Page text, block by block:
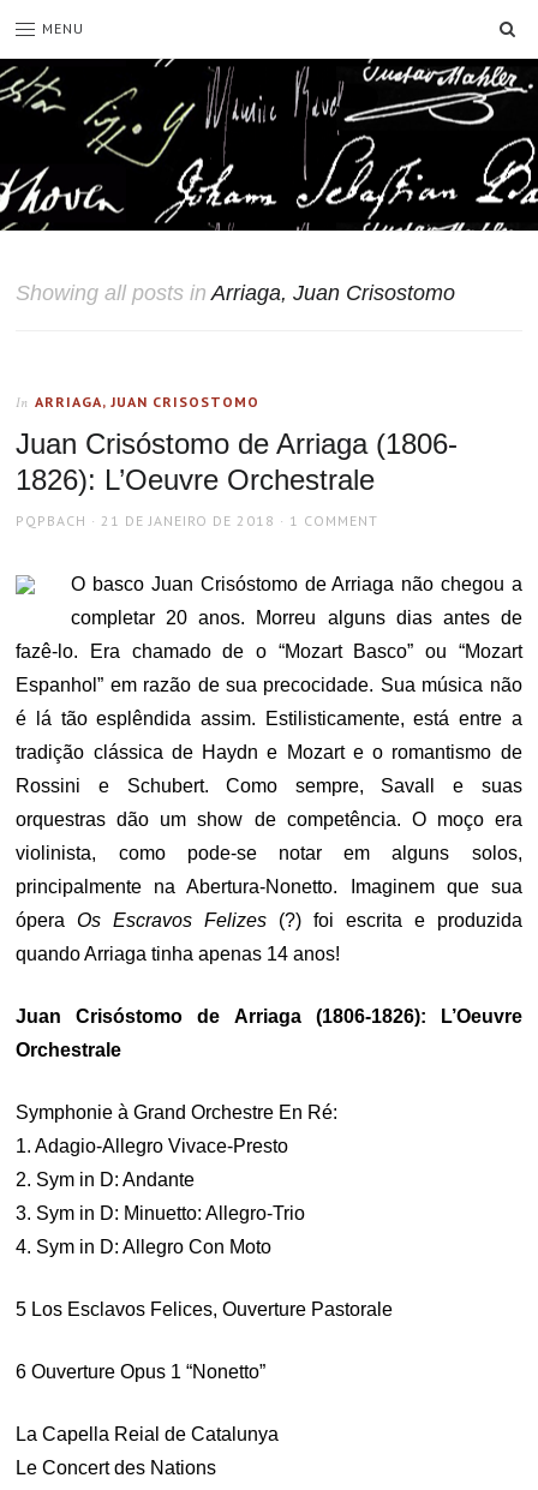
MENU
Showing all posts inArriaga, Juan Crisostomo
In ARRIAGA, JUAN CRISOSTOMO
Juan Crisóstomo de Arriaga (1806-
1826): L’Oeuvre Orchestrale
AUTHOR
PQPBACH
POSTED
21 DE JANEIRO DE 2018 1 COMMENT
O basco Juan Crisóstomo de Arriaga não chegou a
completar 20 anos. Morreu alguns dias antes de
fazê-lo. Era chamado de o “Mozart Basco” ou “Mozart
Espanhol” em razão de sua precocidade. Sua música não
é lá tão esplêndida assim. Estilisticamente, está entre a
tradição clássica de Haydn e Mozart e o romantismo de
Rossini e Schubert. Como sempre, Savall e suas
orquestras dão um show de competência. O moço era
violinista, como pode-se notar em alguns solos,
principalmente na Abertura-Nonetto. Imaginem que sua
óperaOs Escravos Felizes (?) foi escrita e produzida
quando Arriaga tinha apenas 14 anos!
Juan Crisóstomo de Arriaga (1806-1826): L’Oeuvre
Orchestrale
Symphonie à Grand Orchestre En Ré:
1. Adagio-Allegro Vivace-Presto
2. Sym in D: Andante
3. Sym in D: Minuetto: Allegro-Trio
4. Sym in D: Allegro Con Moto
5 Los Esclavos Felices, Ouverture Pastorale
6 Ouverture Opus 1 “Nonetto”
La Capella Reial de Catalunya
Le Concert des Nations